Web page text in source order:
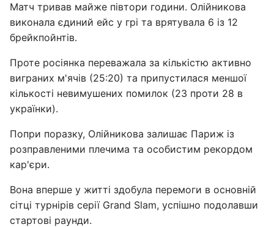
Матч тривав майже півтори години. Олійникова
виконала єдиний ейс у грі та врятувала 6 із 12
брейкпойнтів.
Проте росіянка переважала за кількістю активно
виграних м'ячів (25:20) та припустилася меншої
кількості невимушених помилок (23 проти 28 в
українки).
Попри поразку, Олійникова залишає Париж із
розправленими плечима та особистим рекордом
кар'єри.
Вона вперше у житті здобула перемоги в основній
сітці турнірів серії Grand Slam, успішно подолавши
стартові раунди.